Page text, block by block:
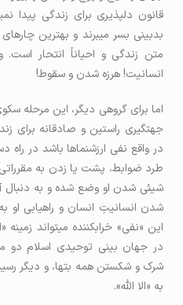
قانون دلپذیری برای زندگی پیدا
بدبینی بسر می­برند و بهترین
متن زندگی و احياناً انتحار
انسانیت! هرزه شدن و سقوط!
اما برای گروهی دیگر، این مرحله
جهت­گیری راستین و صادقانه برای
در واقع نفی ارزش­نماها باشد در
طرد ضوابط، پشت پا زدن به
شیئی شدن او وضع شده و به دنبال
شدن انسانیتِ انسان و راه­یابی او
این «نفی» خراب­کننده می­تواند زمینه
در جهان بینی توحیدی اسلام دو
شرک و شکستن همه بت­ها، و دیگر
به «الا الله».